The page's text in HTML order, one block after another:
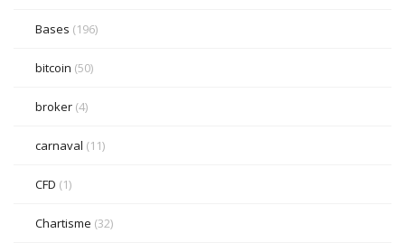
Bases (196)
bitcoin (50)
broker (4)
carnaval (11)
CFD (1)
Chartisme (32)